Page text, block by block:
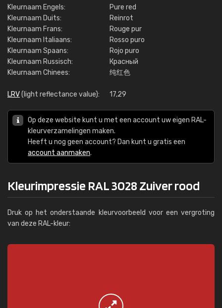
Kleurnaam Engels:
Pure red
Kleurnaam Duits:
Reinrot
Kleurnaam Frans:
Rouge pur
Kleurnaam Italiaans:
Rosso puro
Kleurnaam Spaans:
Rojo puro
Kleurnaam Russisch:
Красный
Kleurnaam Chinees:
纯红色
LRV(light reflectance value): 17,29
Op deze website kunt u met een account uw eigen RAL-
kleurverzamelingen maken.
Heeft u nog geen account? Dan kunt u gratis een
account aanmaken.
Kleurimpressie RAL 3028 Zuiver rood
Druk op het onderstaande kleurvoorbeeld voor een vergroting
van deze RAL-kleur: